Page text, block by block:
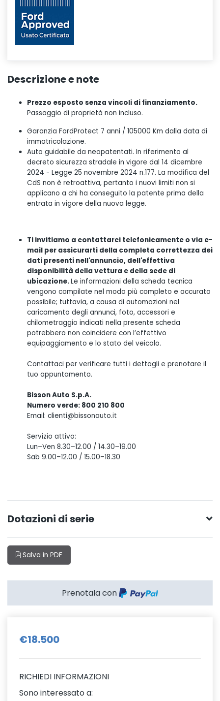
Descrizione e note
Prezzo esposto senza vincoli di finanziamento.
Passaggio di proprietà non incluso.
Garanzia FordProtect 7 anni / 105000 Km dalla data di
immatricolazione.
Auto guidabile da neopatentati. In riferimento al
decreto sicurezza stradale in vigore dal 14 dicembre
2024 - Legge 25 novembre 2024 n.177. La modifica del
CdS non è retroattiva, pertanto i nuovi limiti non si
applicano a chi ha conseguito la patente prima della
entrata in vigore della nuova legge.
Ti invitiamo a contattarci telefonicamente o via e-
mail per assicurarti della completa correttezza dei
dati presenti nell'annuncio, dell'effettiva
disponibilità della vettura e della sede di
ubicazione.Le informazioni della scheda tecnica
vengono compilate nel modo più completo e accurato
possibile; tuttavia, a causa di automazioni nel
caricamento degli annunci, foto, accessori e
chilometraggio indicati nella presente scheda
potrebbero non coincidere con l’effettivo
equipaggiamento e lo stato del veicolo.
Contattaci per verificare tutti i dettagli e prenotare il
tuo appuntamento.
Bisson Auto S.p.A.
Numero verde: 800 210 800
Email: clienti@bissonauto.it
Servizio attivo:
Lun–Ven 8.30–12.00 / 14.30–19.00
Sab 9.00–12.00 / 15.00–18.30
Dotazioni di serie
Salva in PDF
Prenotala con
€18.500
RICHIEDI INFORMAZIONI
Sono interessato a: